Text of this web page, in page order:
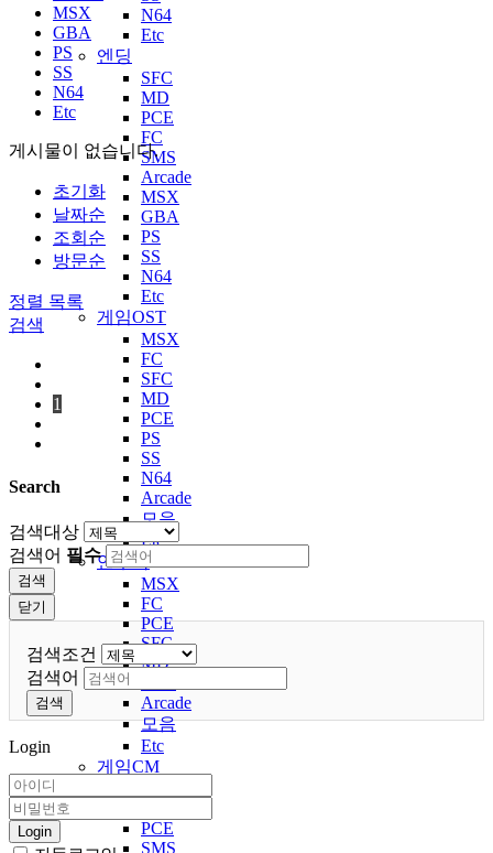
N64
Etc
엔딩
SFC
MD
PCE
FC
SMS
Arcade
MSX
GBA
PS
SS
N64
Etc
게임OST
MSX
FC
SFC
MD
PCE
PS
SS
N64
Arcade
모음
Etc
연주곡
MSX
FC
PCE
SFC
MD
Arcade
모음
Etc
게임CM
PCE
SMS
MSX
GBA
PS
SS
N64
Etc
게시물이 없습니다.
초기화
날짜순
조회순
방문순
정렬 목록
검색
1
Search
검색대상
검색어 필수
검색
닫기
검색조건
검색어
검색
Login
Login